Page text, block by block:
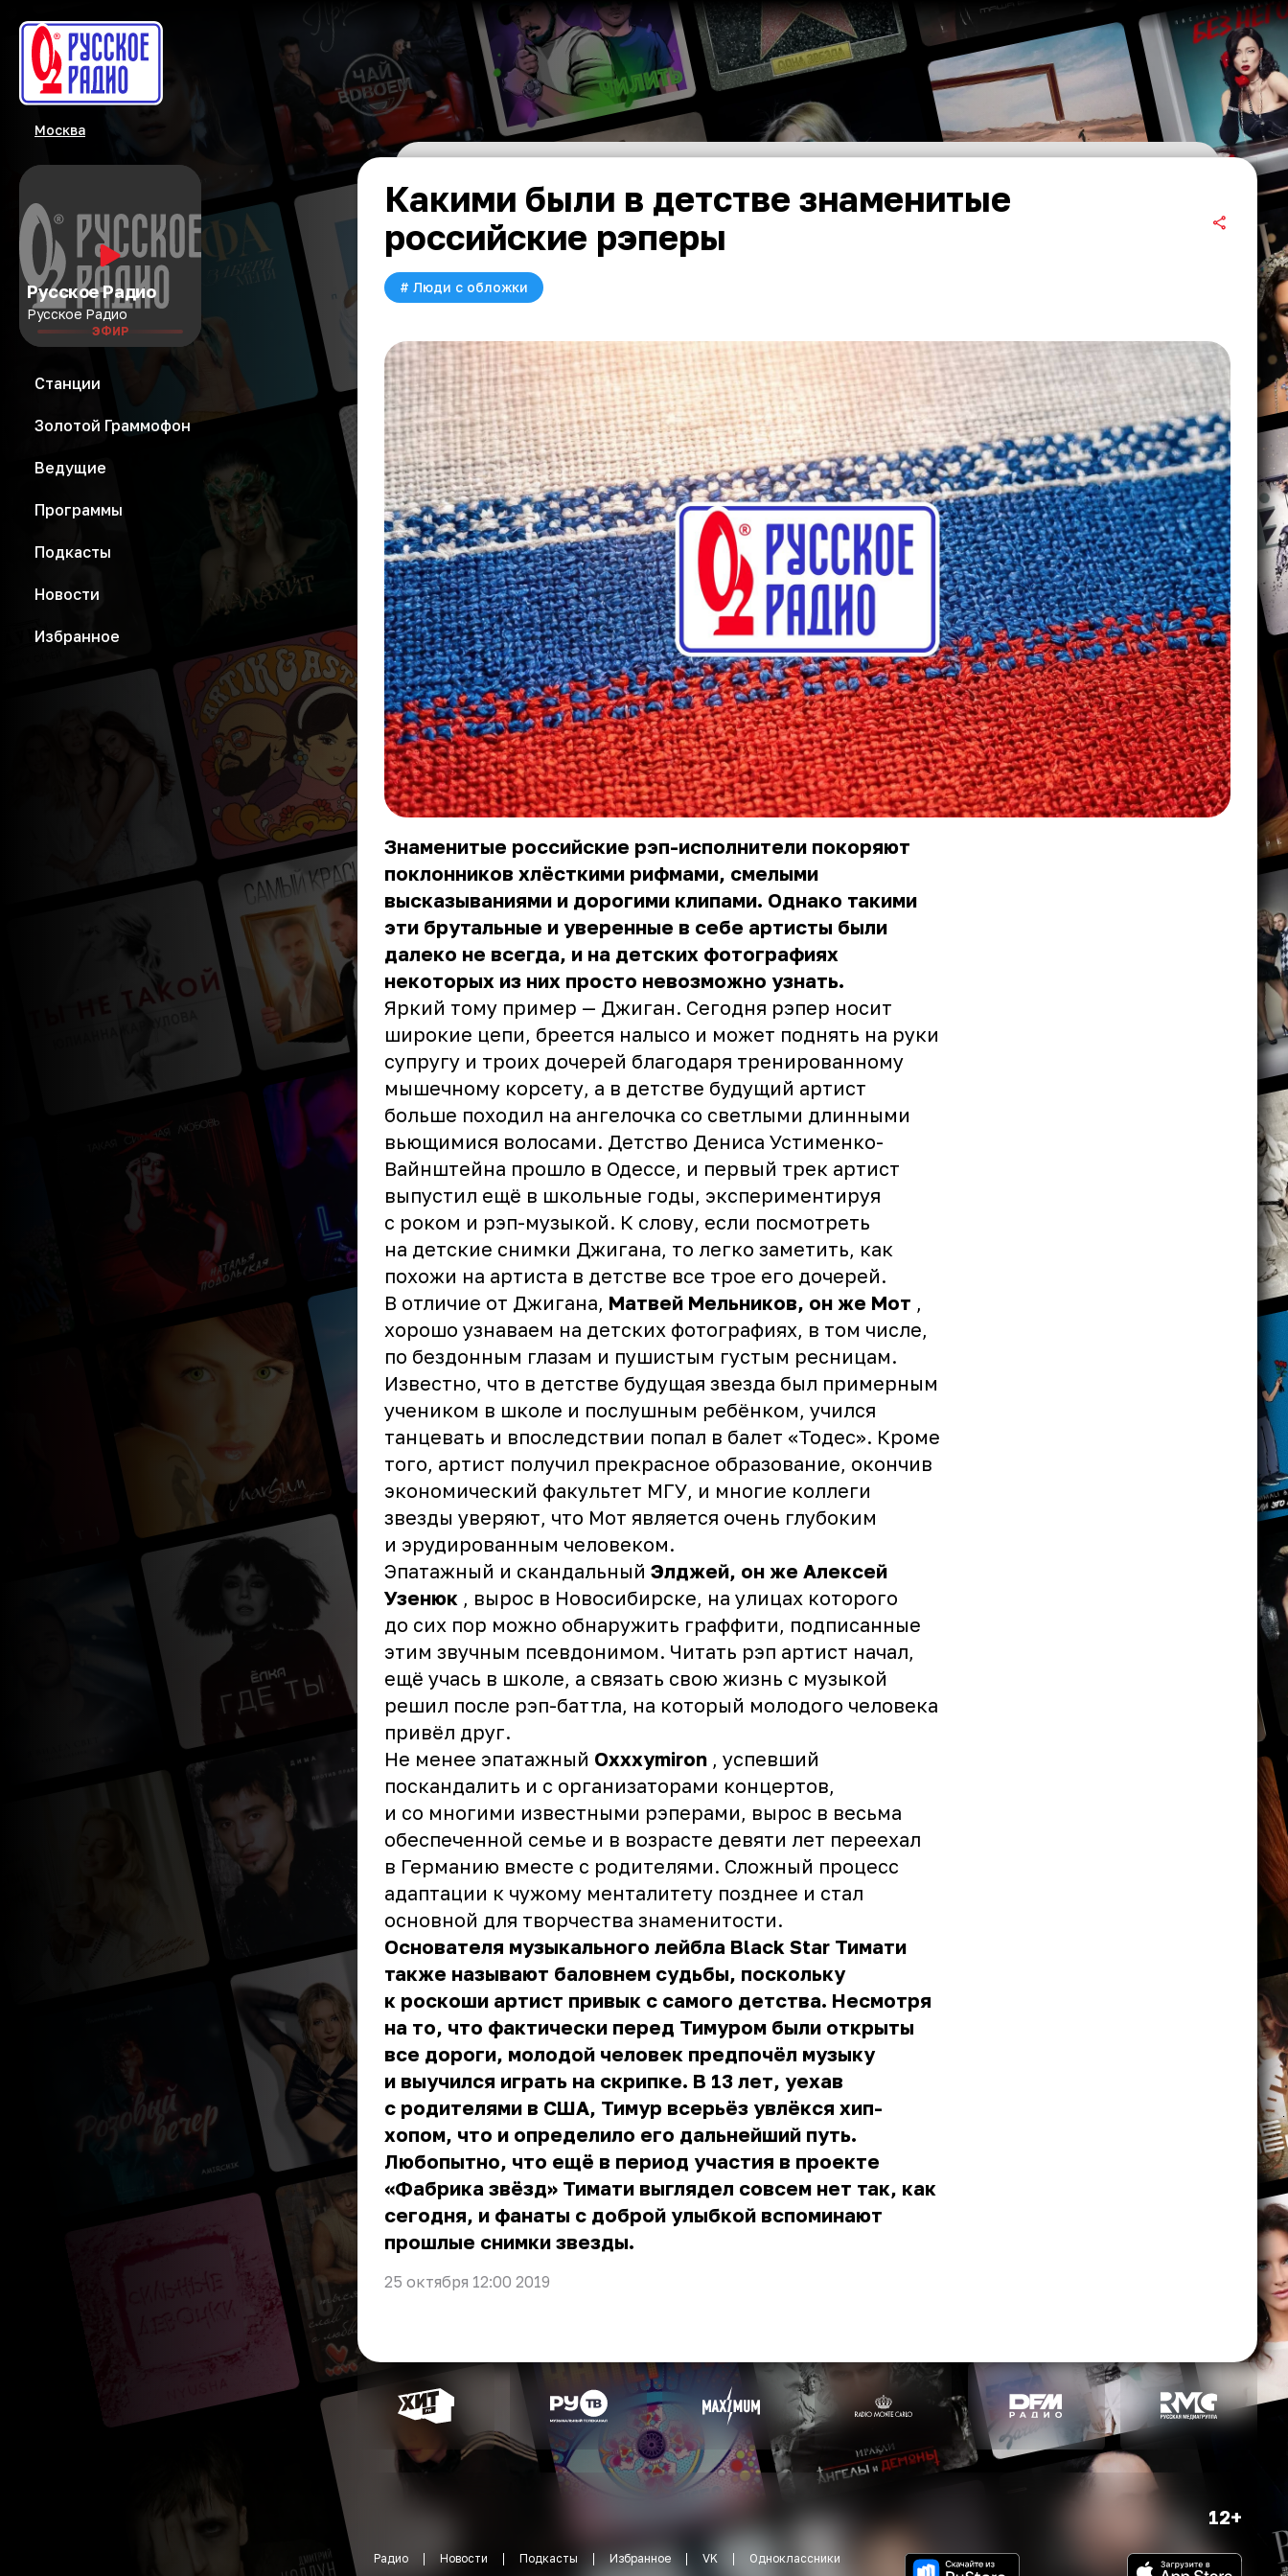
Москва
Русское Радио
Русское Радио
ЭФИР
Станции
Золотой Граммофон
Ведущие
Программы
Подкасты
Новости
Избранное
Какими были в детстве знаменитые
российские рэперы
# Люди с обложки
Знаменитые российские рэп-исполнители покоряют
поклонников хлёсткими рифмами, смелыми
высказываниями и дорогими клипами. Однако такими
эти брутальные и уверенные в себе артисты были
далеко не всегда, и на детских фотографиях
некоторых из них просто невозможно узнать.
Яркий тому пример — Джиган. Сегодня рэпер носит
широкие цепи, бреется налысо и может поднять на руки
супругу и троих дочерей благодаря тренированному
мышечному корсету, а в детстве будущий артист
больше походил на ангелочка со светлыми длинными
вьющимися волосами. Детство Дениса Устименко-
Вайнштейна прошло в Одессе, и первый трек артист
выпустил ещё в школьные годы, экспериментируя
с роком и рэп-музыкой. К слову, если посмотреть
на детские снимки Джигана, то легко заметить, как
похожи на артиста в детстве все трое его дочерей.
В отличие от Джигана, Матвей Мельников, он же Мот
хорошо узнаваем на детских фотографиях, в том числе,
по бездонным глазам и пушистым густым ресницам.
Известно, что в детстве будущая звезда был примерным
учеником в школе и послушным ребёнком, учился
танцевать и впоследствии попал в балет «Тодес». Кроме
того, артист получил прекрасное образование, окончив
экономический факультет МГУ, и многие коллеги
звезды уверяют, что Мот является очень глубоким
и эрудированным человеком.
Эпатажный и скандальный Элджей, он же Алексей
Узенюк , вырос в Новосибирске, на улицах которого
до сих пор можно обнаружить граффити, подписанные
этим звучным псевдонимом. Читать рэп артист начал,
ещё учась в школе, а связать свою жизнь с музыкой
решил после рэп-баттла, на который молодого человека
привёл друг.
Не менее эпатажный Oxxxymiron , успевший
поскандалить и с организаторами концертов,
и со многими известными рэперами, вырос в весьма
обеспеченной семье и в возрасте девяти лет переехал
в Германию вместе с родителями. Сложный процесс
адаптации к чужому менталитету позднее и стал
основной для творчества знаменитости.
Основателя музыкального лейбла Black Star Тимати
также называют баловнем судьбы, поскольку
к роскоши артист привык с самого детства. Несмотря
на то, что фактически перед Тимуром были открыты
все дороги, молодой человек предпочёл музыку
и выучился играть на скрипке. В 13 лет, уехав
с родителями в США, Тимур всерьёз увлёкся хип-
хопом, что и определило его дальнейший путь.
Любопытно, что ещё в период участия в проекте
«Фабрика звёзд» Тимати выглядел совсем нет так, как
сегодня, и фанаты с доброй улыбкой вспоминают
прошлые снимки звезды.
25 октября 12:00 2019
12+
Радио Новости Подкасты Избранное VK Одноклассники